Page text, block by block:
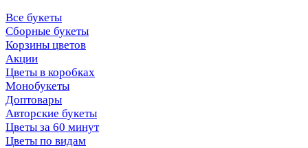
Все букеты
Сборные букеты
Корзины цветов
Акции
Цветы в коробках
Монобукеты
Доптовары
Авторские букеты
Цветы за 60 минут
Цветы по видам